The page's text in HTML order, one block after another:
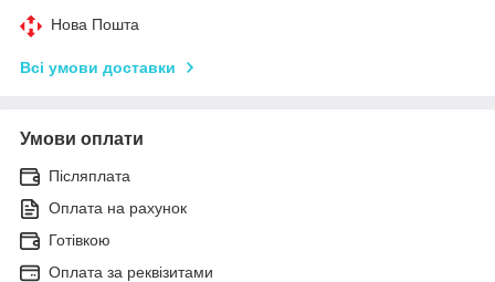
Нова Пошта
Всі умови доставки
Умови оплати
Післяплата
Оплата на рахунок
Готівкою
Оплата за реквізитами